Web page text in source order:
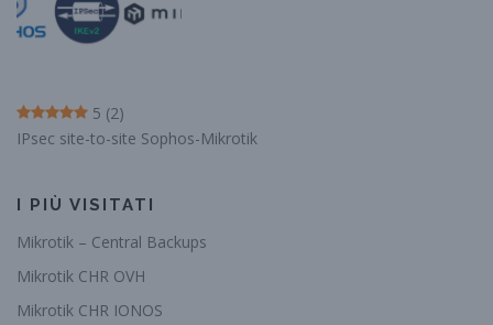
5 (2)
IPsec site-to-site Sophos-Mikrotik
I PIÙ VISITATI
Mikrotik – Central Backups
Mikrotik CHR OVH
Mikrotik CHR IONOS